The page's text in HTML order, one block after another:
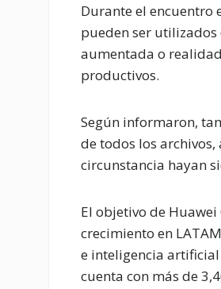
Durante el encuentro
pueden ser
aumentada o
productivos.
Según informaron,
de todos los
circunstancia hayan
El objetivo de
crecimiento en
e inteligencia
cuenta con más de